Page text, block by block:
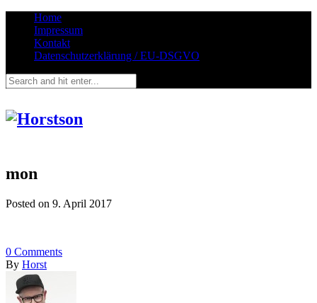
Home
Impressum
Kontakt
Datenschutzerklärung / EU-DSGVO
mon
Posted on 9. April 2017
0 Comments
By Horst